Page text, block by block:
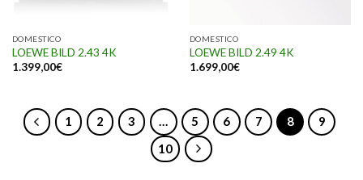
DOMESTICO
LOEWE BILD 2.43 4K
1.399,00€
DOMESTICO
LOEWE BILD 2.49 4K
1.699,00€
1 2 3 … 5 6 7 8
9
10